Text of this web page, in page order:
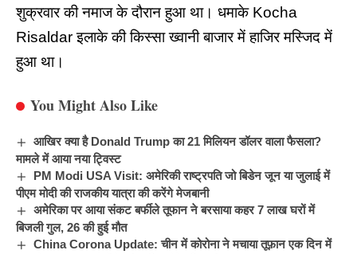
शुक्रवार की नमाज के दौरान हुआ था। धमाके Kocha
Risaldar इलाके की किस्सा ख्वानी बाजार में हाजिर मस्जिद में
हुआ था।
You Might Also Like
आखिर क्या है Donald Trump का 21 मिलियन डॉलर वाला फैसला?
मामले में आया नया ट्विस्ट
PM Modi USA Visit: अमेरिकी राष्ट्रपति जो बिडेन जून या जुलाई में
पीएम मोदी की राजकीय यात्रा की करेंगे मेजबानी
अमेरिका पर आया संकट बर्फीले तूफान ने बरसाया कहर 7 लाख घरों में
बिजली गुल, 26 की हुई मौत
China Corona Update: चीन में कोरोना ने मचाया तूफ़ान एक दिन में